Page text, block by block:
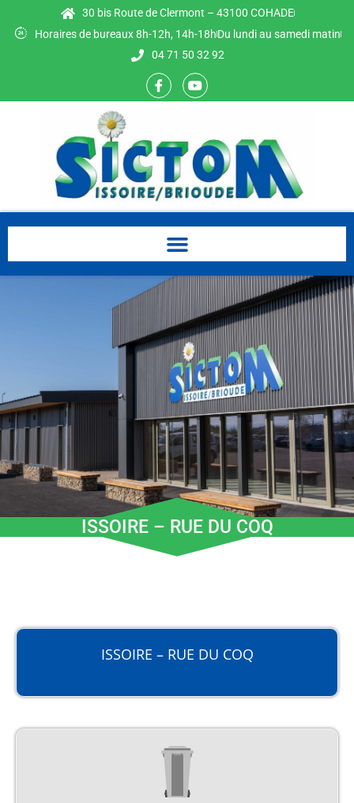
30 bis Route de Clermont – 43100 COHADE
Horaires de bureaux 8h-12h, 14h-18hDu lundi au samedi matin
04 71 50 32 92
ISSOIRE – RUE DU COQ
ISSOIRE – RUE DU COQ